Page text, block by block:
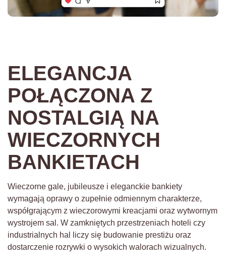
ELEGANCJA
POŁĄCZONA Z
NOSTALGIĄ NA
WIECZORNYCH
BANKIETACH
Wieczorne gale, jubileusze i eleganckie bankiety
wymagają oprawy o zupełnie odmiennym charakterze,
współgrającym z wieczorowymi kreacjami oraz wytwornym
wystrojem sal. W zamkniętych przestrzeniach hoteli czy
industrialnych hal liczy się budowanie prestiżu oraz
dostarczenie rozrywki o wysokich walorach wizualnych.